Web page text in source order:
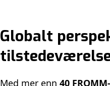
Globalt
Med mer enn 40